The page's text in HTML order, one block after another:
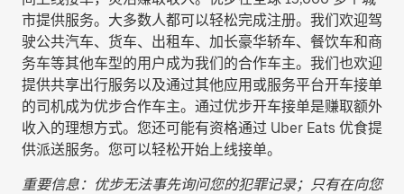
市提供服务。大多数人都可以轻松完成注册。我们欢迎驾
驶公共汽车、货车、出租车、加长豪华轿车、餐饮车和商
务车等其他车型的用户成为我们的合作车主。我们也欢迎
提供共享出行服务以及通过其他应用或服务平台开车接单
的司机成为优步合作车主。通过优步开车接单是赚取额外
收入的理想方式。您还可能有资格通过 Uber Eats 优食提
供派送服务。您可以轻松开始上线接单。
重要信息：优步无法事先询问您的犯罪记录；只有在向您